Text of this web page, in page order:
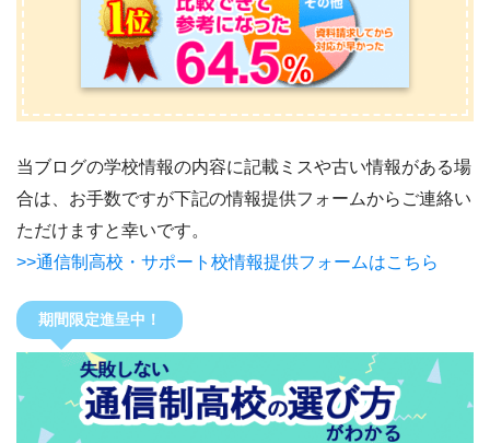
当ブログの学校情報の内容に記載ミスや古い情報がある場
合は、お手数ですが下記の情報提供フォームからご連絡い
ただけますと幸いです。
>>通信制高校・サポート校情報提供フォームはこちら
期間限定進呈中！